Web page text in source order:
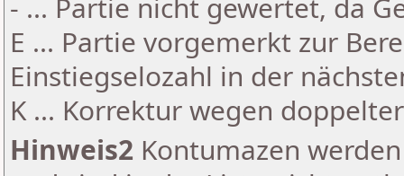
- ... Partie nicht gewertet, da
E ... Partie vorgemerkt zur
Einstiegselozahl in der
K ... Korrektur wegen
Hinweis2 Kontumazen